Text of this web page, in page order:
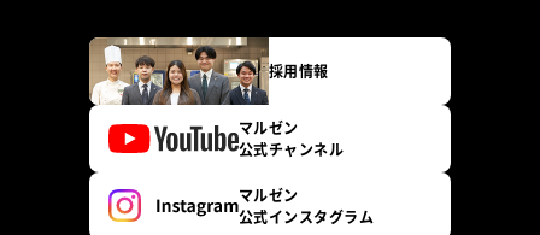
採用情報
マルゼン
公式チャンネル
マルゼン
公式インスタグラム